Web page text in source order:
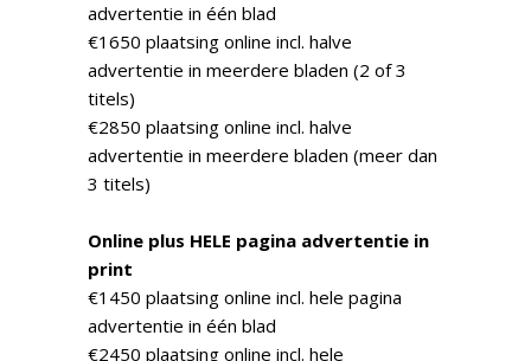
advertentie in één blad
€1650 plaatsing online incl. halve
advertentie in meerdere bladen (2 of 3
titels)
€2850 plaatsing online incl. halve
advertentie in meerdere bladen (meer dan
3 titels)
Online plus HELE pagina advertentie in
print
€1450 plaatsing online incl. hele pagina
advertentie in één blad
€2450 plaatsing online incl. hele